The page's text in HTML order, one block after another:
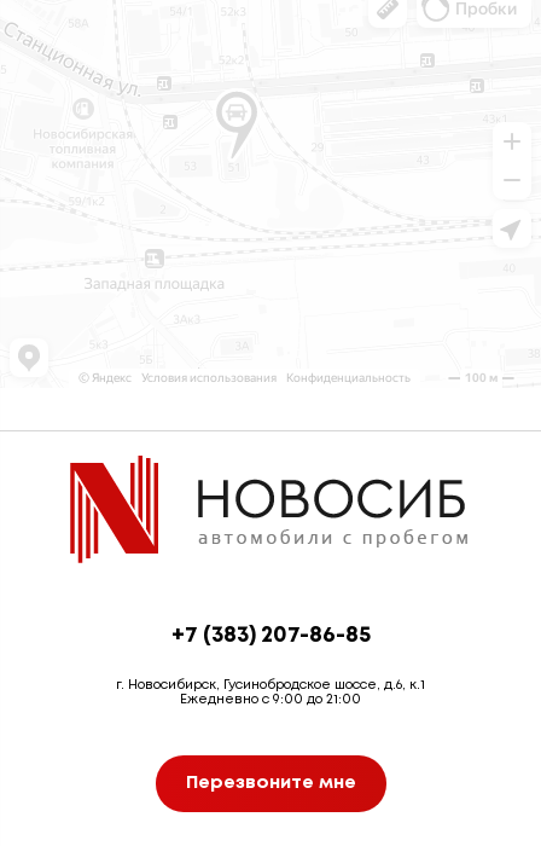
+7 (383) 207-86-85
г. Новосибирск, Гусинобродское шоссе, д.6, к.1
Ежедневно с 9:00 до 21:00
Перезвоните мне